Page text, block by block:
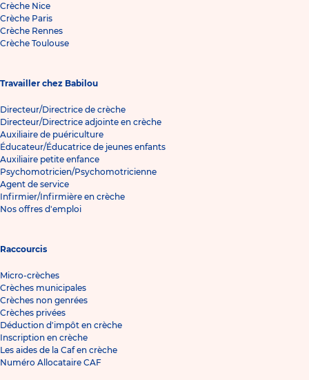
Crèche Nice
Crèche Paris
Crèche Rennes
Crèche Toulouse
Travailler chez Babilou
Directeur/Directrice de crèche
Directeur/Directrice adjointe en crèche
Auxiliaire de puériculture
Éducateur/Éducatrice de jeunes enfants
Auxiliaire petite enfance
Psychomotricien/Psychomotricienne
Agent de service
Infirmier/Infirmière en crèche
Nos offres d'emploi
Raccourcis
Micro-crèches
Crèches municipales
Crèches non genrées
Crèches privées
Déduction d'impôt en crèche
Inscription en crèche
Les aides de la Caf en crèche
Numéro Allocataire CAF